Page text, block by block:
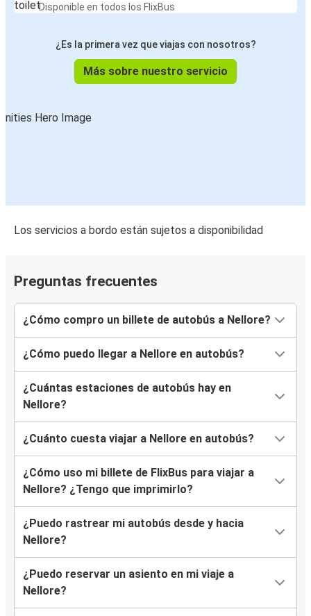
Disponible en todos los FlixBus
¿Es la primera vez que viajas con nosotros?
Más sobre nuestro servicio
Los servicios a bordo están sujetos a disponibilidad
Preguntas frecuentes
¿Cómo compro un billete de autobús a Nellore?
¿Cómo puedo llegar a Nellore en autobús?
¿Cuántas estaciones de autobús hay en
Nellore?
¿Cuánto cuesta viajar a Nellore en autobús?
¿Cómo uso mi billete de FlixBus para viajar a
Nellore? ¿Tengo que imprimirlo?
¿Puedo rastrear mi autobús desde y hacia
Nellore?
¿Puedo reservar un asiento en mi viaje a
Nellore?